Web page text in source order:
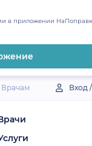
в приложении
Врачам Вход